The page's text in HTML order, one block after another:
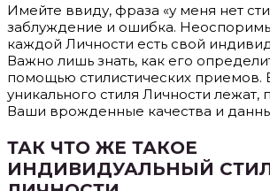
Имейте ввиду, фраза «у меня нет
заблуждение и ошибка.
каждой Личности есть свой
Важно лишь знать, как его
помощью стилистических приемов.
уникального стиля Личности лежат,
Ваши врожденные качества и
ТАК ЧТО ЖЕ ТАКОЕ
ИНДИВИДУАЛЬНЫЙ